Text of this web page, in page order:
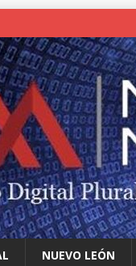
NUEVO LEÓN